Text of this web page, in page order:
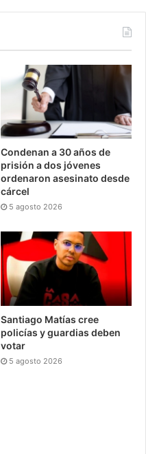
Condenan a 30 años de
prisión a dos jóvenes
ordenaron asesinato desde
cárcel
5 agosto 2026
Santiago Matías cree
policías y guardias deben
votar
5 agosto 2026